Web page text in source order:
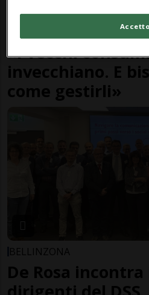
«I vecchi
invecchiano. E
come gestirli»
BELLINZONA
De Rosa
Accetto